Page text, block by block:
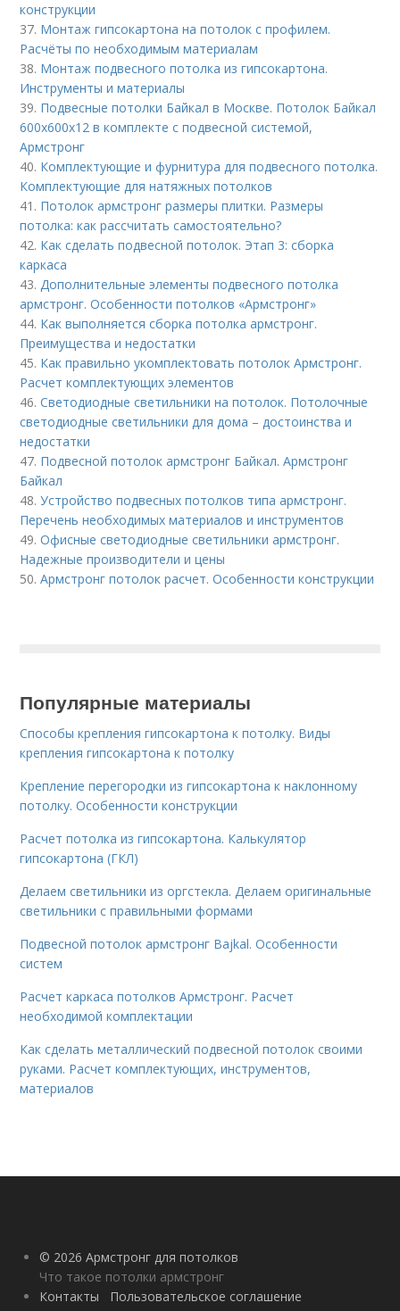
конструкции
37. Монтаж гипсокартона на потолок с профилем.
Расчёты по необходимым материалам
38. Монтаж подвесного потолка из гипсокартона.
Инструменты и материалы
39. Подвесные потолки Байкал в Москве. Потолок Байкал
600x600х12 в комплекте с подвесной системой,
Армстронг
40. Комплектующие и фурнитура для подвесного потолка.
Комплектующие для натяжных потолков
41. Потолок армстронг размеры плитки. Размеры
потолка: как рассчитать самостоятельно?
42. Как сделать подвесной потолок. Этап 3: сборка
каркаса
43.Дополнительные элементы подвесного потолка
армстронг. Особенности потолков «Армстронг»
44. Как выполняется сборка потолка армстронг.
Преимущества и недостатки
45. Как правильно укомплектовать потолок Армстронг.
Расчет комплектующих элементов
46.Светодиодные светильники на потолок. Потолочные
светодиодные светильники для дома – достоинства и
недостатки
47. Подвесной потолок армстронг Байкал. Армстронг
Байкал
48.Устройство подвесных потолков типа армстронг.
Перечень необходимых материалов и инструментов
49.Офисные светодиодные светильники армстронг.
Надежные производители и цены
50.Армстронг потолок расчет. Особенности конструкции
Популярные материалы
Способы крепления гипсокартона к потолку. Виды
крепления гипсокартона к потолку
Крепление перегородки из гипсокартона к наклонному
потолку. Особенности конструкции
Расчет потолка из гипсокартона. Калькулятор
гипсокартона (ГКЛ)
Делаем светильники из оргстекла. Делаем оригинальные
светильники с правильными формами
Подвесной потолок армстронг Bajkal. Особенности
систем
Расчет каркаса потолков Армстронг. Расчет
необходимой комплектации
Как сделать металлический подвесной потолок своими
руками. Расчет комплектующих, инструментов,
материалов
© 2026 Армстронг для потолков
Что такое потолки армстронг
Контакты
Пользовательское соглашение